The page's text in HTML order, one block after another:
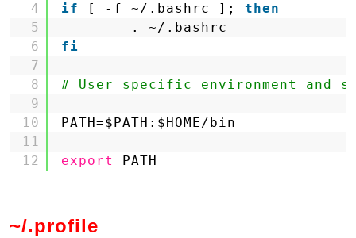
4
5
6
7
8
9
10
11
12
if
[ -f ~/.bashrc ]; then
. ~/.bashrc
fi
# User specific environment and
PATH=$PATH:$HOME/bin
export PATH
~/.profile